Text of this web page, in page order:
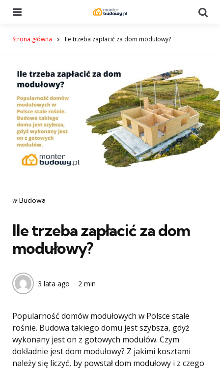
Strona główna Ile trzeba zapłacić za dom modułowy?
Categories
post
w Budowa
Ile trzeba zapłacić za dom
modułowy?
3 lata ago 2 min
Popularność domów modułowych w Polsce stale
rośnie. Budowa takiego domu jest szybsza, gdyż
wykonany jest on z gotowych modułów. Czym
dokładnie jest dom modułowy? Z jakimi kosztami
należy się liczyć, by powstał dom modułowy i z czego